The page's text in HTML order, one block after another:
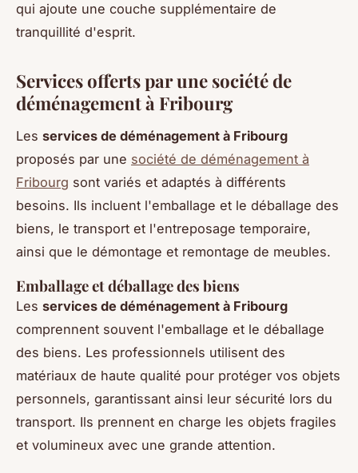
qui ajoute une couche supplémentaire de
tranquillité d'esprit.
Services offerts par une société de
déménagement à Fribourg
Les services de déménagement à Fribourg
proposés par une société de déménagement à
Fribourg sont variés et adaptés à différents
besoins. Ils incluent l'emballage et le déballage des
biens, le transport et l'entreposage temporaire,
ainsi que le démontage et remontage de meubles.
Emballage et déballage des biens
Les services de déménagement à Fribourg
comprennent souvent l'emballage et le déballage
des biens. Les professionnels utilisent des
matériaux de haute qualité pour protéger vos objets
personnels, garantissant ainsi leur sécurité lors du
transport. Ils prennent en charge les objets fragiles
et volumineux avec une grande attention.